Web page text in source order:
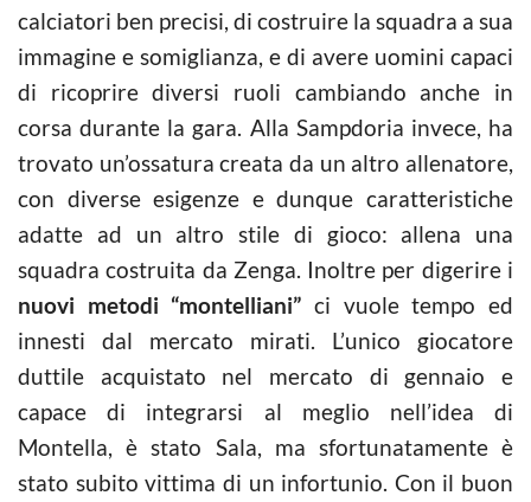
calciatori ben precisi, di costruire la squadra a sua
immagine e somiglianza, e di avere uomini capaci
di ricoprire diversi ruoli cambiando anche in
corsa durante la gara. Alla Sampdoria invece, ha
trovato un’ossatura creata da un altro allenatore,
con diverse esigenze e dunque caratteristiche
adatte ad un altro stile di gioco: allena una
squadra costruita da Zenga. Inoltre per digerire i
nuovi metodi “montelliani” ci vuole tempo ed
innesti dal mercato mirati. L’unico giocatore
duttile acquistato nel mercato di gennaio e
capace di integrarsi al meglio nell’idea di
Montella, è stato Sala, ma sfortunatamente è
stato subito vittima di un infortunio. Con il buon